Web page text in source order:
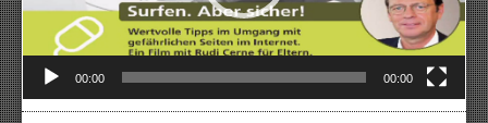
00:00 00:00